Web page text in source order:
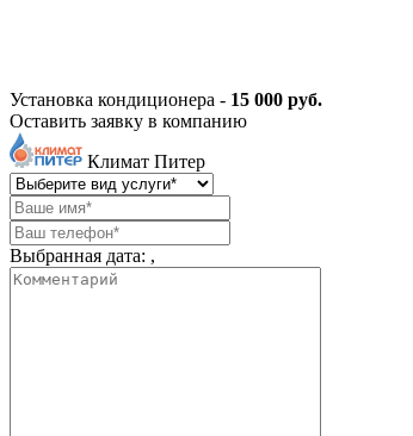
Установка кондиционера - 15 000 руб.
Оставить заявку в компанию
Климат Питер
Выбранная дата: ,